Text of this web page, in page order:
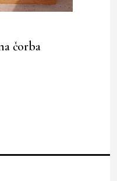
čorba